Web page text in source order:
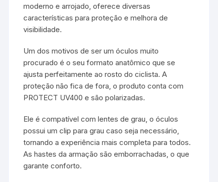
moderno e arrojado, oferece diversas
características para proteção e melhora de
visibilidade.
Um dos motivos de ser um óculos muito
procurado é o seu formato anatômico que se
ajusta perfeitamente ao rosto do ciclista. A
proteção não fica de fora, o produto conta com
PROTECT UV400 e são polarizadas.
Ele é compatível com lentes de grau, o óculos
possui um clip para grau caso seja necessário,
tornando a experiência mais completa para todos.
As hastes da armação são emborrachadas, o que
garante conforto.